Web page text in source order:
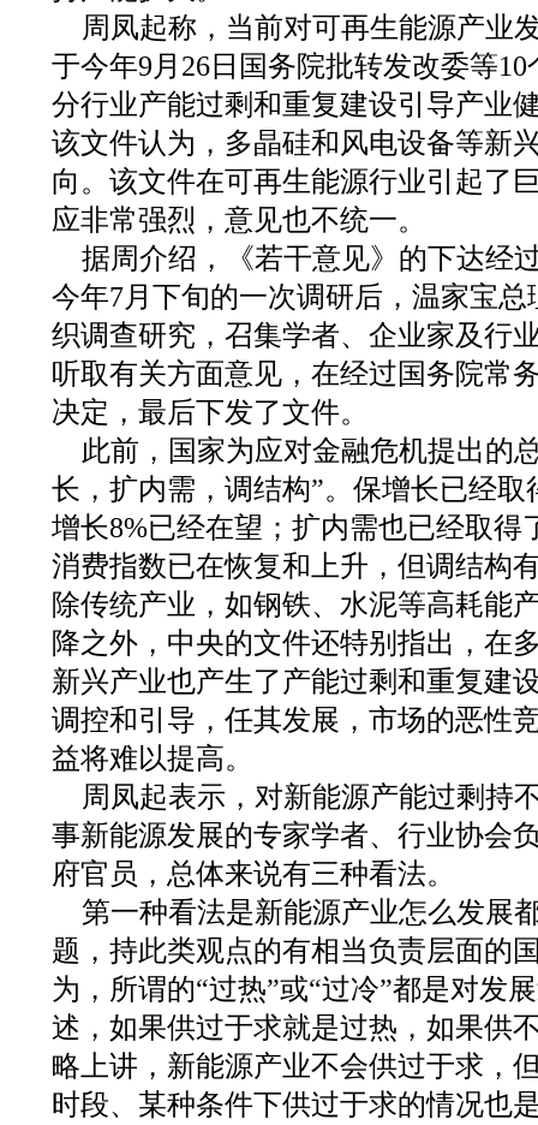
周凤起称，当前对可再生能源产业
于今年9月26日国务院批转发改委等
分行业产能过剩和重复建设引导产业
该文件认为，多晶硅和风电设备等新
向。该文件在可再生能源行业引起了
应非常强烈，意见也不统一。
据周介绍，《若干意见》的下达经
今年7月下旬的一次调研后，温家宝
织调查研究，召集学者、企业家及行
听取有关方面意见，在经过国务院常
决定，最后下发了文件。
此前，国家为应对金融危机提出的
长，扩内需，调结构”。保增长已经取
增长8%已经在望；扩内需也已经取得
消费指数已在恢复和上升，但调结构
除传统产业，如钢铁、水泥等高耗能
降之外，中央的文件还特别指出，在
新兴产业也产生了产能过剩和重复建
调控和引导，任其发展，市场的恶性
益将难以提高。
周凤起表示，对新能源产能过剩持
事新能源发展的专家学者、行业协会
府官员，总体来说有三种看法。
第一种看法是新能源产业怎么发展
题，持此类观点的有相当负责层面的
为，所谓的“过热”或“过冷”都是对发
述，如果供过于求就是过热，如果供
略上讲，新能源产业不会供过于求，
时段、某种条件下供过于求的情况也